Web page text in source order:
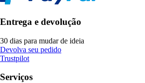
Entrega e devolução
30 dias para mudar de ideia
Devolva seu pedido
Trustpilot
Serviços